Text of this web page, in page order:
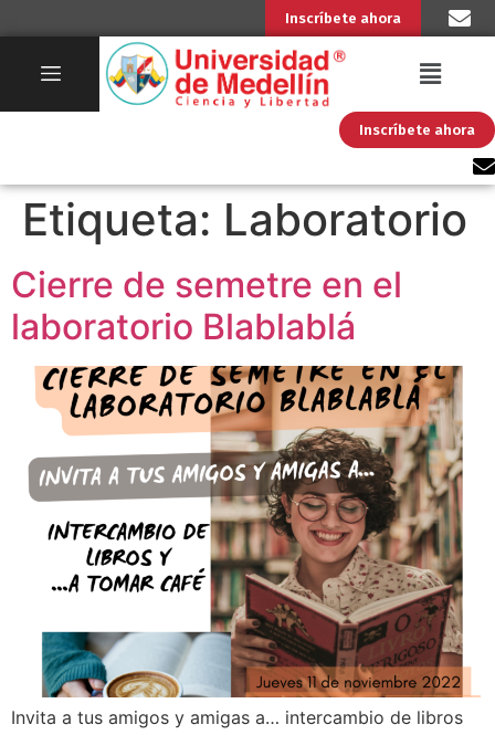
Inscríbete ahora
Inscríbete ahora
Etiqueta: Laboratorio
Cierre de semetre en el
laboratorio Blablablá
Invita a tus amigos y amigas a… intercambio de libros